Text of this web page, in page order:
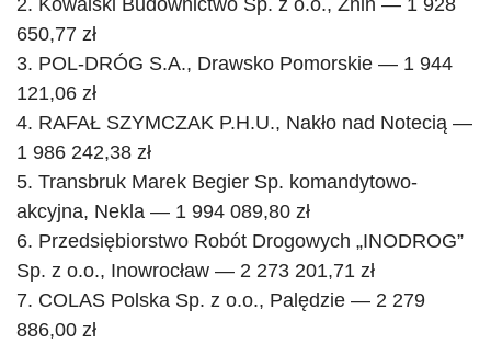
2. Kowalski Budownictwo Sp. z o.o., Żnin — 1 928
650,77 zł
3. POL-DRÓG S.A., Drawsko Pomorskie — 1 944
121,06 zł
4. RAFAŁ SZYMCZAK P.H.U., Nakło nad Notecią —
1 986 242,38 zł
5. Transbruk Marek Begier Sp. komandytowo-
akcyjna, Nekla — 1 994 089,80 zł
6. Przedsiębiorstwo Robót Drogowych „INODROG”
Sp. z o.o., Inowrocław — 2 273 201,71 zł
7. COLAS Polska Sp. z o.o., Palędzie — 2 279
886,00 zł